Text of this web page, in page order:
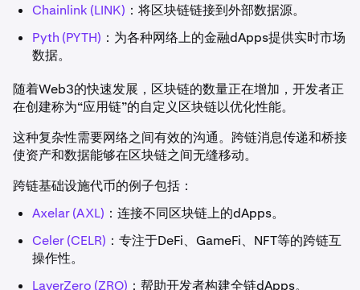
Chainlink (LINK) ：将区块链链接到外部数据源。
Pyth (PYTH) ：为各种网络上的金融dApps提供实时市场
数据。
随着Web3的快速发展，区块链的数量正在增加，开发者正
在创建称为“应用链”的自定义区块链以优化性能。
这种复杂性需要网络之间有效的沟通。跨链消息传递和桥接
使资产和数据能够在区块链之间无缝移动。
跨链基础设施代币的例子包括：
Axelar (AXL) ：连接不同区块链上的dApps。
Celer (CELR) ：专注于DeFi、GameFi、NFT等的跨链互
操作性。
LayerZero (ZRO) ：帮助开发者构建全链dApps。